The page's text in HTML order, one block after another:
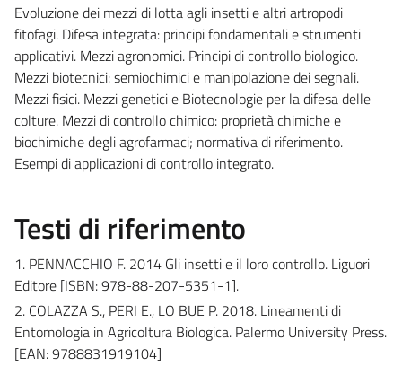
Evoluzione dei mezzi di lotta agli insetti e altri artropodi
fitofagi. Difesa integrata: principi fondamentali e strumenti
applicativi. Mezzi agronomici. Principi di controllo biologico.
Mezzi biotecnici: semiochimici e manipolazione dei segnali.
Mezzi fisici. Mezzi genetici e Biotecnologie per la difesa delle
colture. Mezzi di controllo chimico: proprietà chimiche e
biochimiche degli agrofarmaci; normativa di riferimento.
Esempi di applicazioni di controllo integrato.
Testi di riferimento
1. PENNACCHIO F. 2014 Gli insetti e il loro controllo. Liguori
Editore [ISBN: 978-88-207-5351-1].
2. COLAZZA S., PERI E., LO BUE P. 2018. Lineamenti di
Entomologia in Agricoltura Biologica. Palermo University Press.
[EAN: 9788831919104]